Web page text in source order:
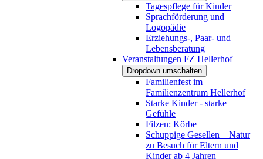
Tagespflege für Kinder
Sprachförderung und
Logopädie
Erziehungs-, Paar- und
Lebensberatung
Veranstaltungen FZ Hellerhof
Dropdown umschalten
Familienfest im
Familienzentrum Hellerhof
Starke Kinder - starke
Gefühle
Filzen: Körbe
Schuppige Gesellen – Natur
zu Besuch für Eltern und
Kinder ab 4 Jahren